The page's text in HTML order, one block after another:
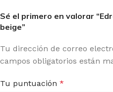
Sé el primero en valorar
beige”
Tu dirección de correo
campos obligatorios están
Tu puntuación *